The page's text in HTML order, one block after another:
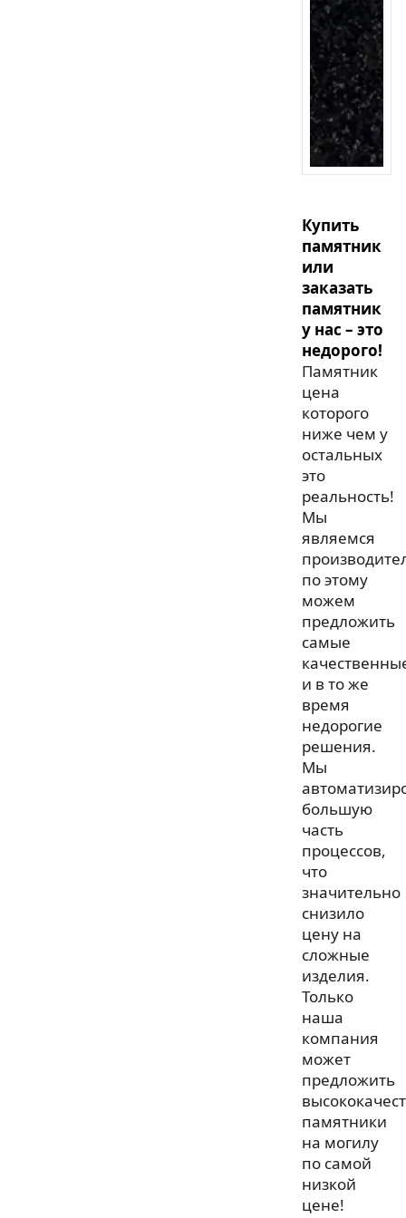
Купить
памятник
или
заказать
памятник
у нас – это
недорого!
Памятник
цена
которого
ниже чем у
остальных
это
реальность!
Мы
являемся
по этому
можем
предложить
самые
и в то же
время
недорогие
решения.
Мы
большую
часть
процессов,
что
значительно
снизило
цену на
сложные
изделия.
Только
наша
компания
может
предложить
памятники
на могилу
по самой
низкой
цене!